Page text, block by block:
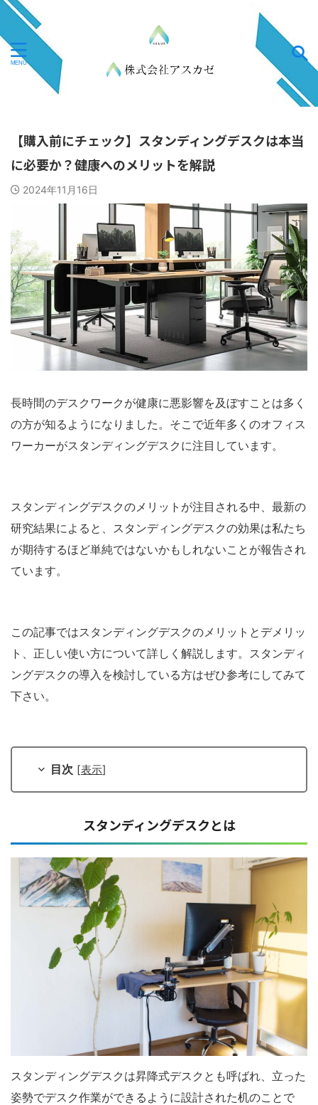
【購入前にチェック】スタンディングデスクは本当
に必要か？健康へのメリットを解説
2024年11月16日
長時間のデスクワークが健康に悪影響を及ぼすことは多く
の方が知るようになりました。そこで近年多くのオフィス
ワーカーがスタンディングデスクに注目しています。
スタンディングデスクのメリットが注目される中、最新の
研究結果によると、スタンディングデスクの効果は私たち
が期待するほど単純ではないかもしれないことが報告され
ています。
この記事ではスタンディングデスクのメリットとデメリッ
ト、正しい使い方について詳しく解説します。スタンディ
ングデスクの導入を検討している方はぜひ参考にしてみて
下さい。
目次 [表示]
スタンディングデスクとは
スタンディングデスクは昇降式デスクとも呼ばれ、立った
姿勢でデスク作業ができるように設計された机のことで